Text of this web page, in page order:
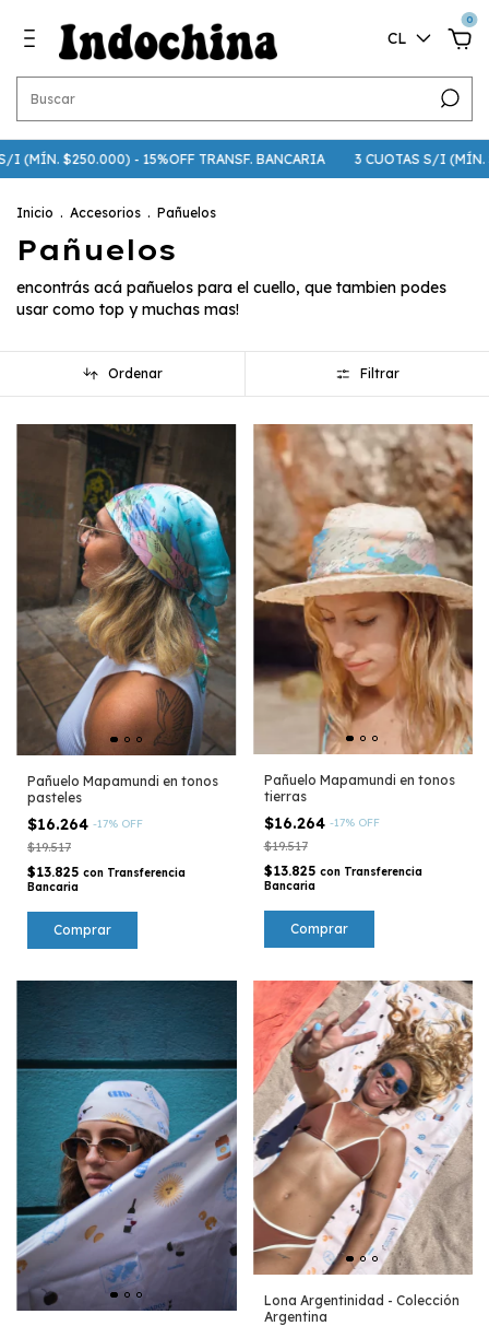
CL
0
$250.000) - 15%OFF TRANSF. BANCARIA 3 CUOTAS S/I (MÍN.
Inicio . Accesorios . Pañuelos
Pañuelos
encontrás acá pañuelos para el cuello, que tambien podes
usar como top y muchas mas!
Ordenar Filtrar
Pañuelo Mapamundi en tonos
pasteles
$16.264 -17% OFF
$19.517
$13.825 con Transferencia
Bancaria
Pañuelo Mapamundi en tonos
tierras
$16.264 -17% OFF
$19.517
$13.825 con Transferencia
Bancaria
Lona Argentinidad - Colección
Argentina